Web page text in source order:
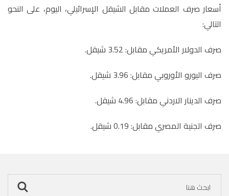
أسعار صرف العملات مقابل الشيقل الإسرائيلي، اليوم، على النحو
التالي:
صرف الدولار الأمريكي مقابل: 3.52 شيقل.
صرف اليورو الأوروبي مقابل: 3.96 شيقل.
صرف الدينار الاردني مقابل: 4.96 شيقل.
صرف الجنية المصري مقابل: 0.19 شيقل.